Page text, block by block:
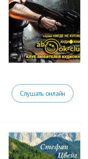
Слушать онлайн